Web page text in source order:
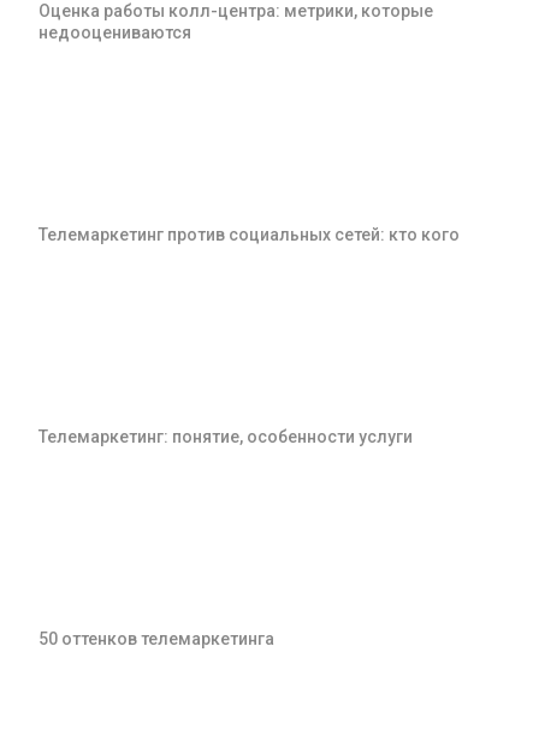
Оценка работы колл-центра: метрики, которые
недооцениваются
Телемаркетинг против социальных сетей: кто кого
Телемаркетинг: понятие, особенности услуги
50 оттенков телемаркетинга